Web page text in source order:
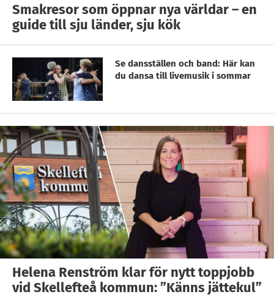
Smakresor som öppnar nya världar – en
guide till sju länder, sju kök
Se dansställen och band: Här kan
du dansa till livemusik i sommar
Helena Renström klar för nytt toppjobb
vid Skellefteå kommun: ”Känns jättekul”